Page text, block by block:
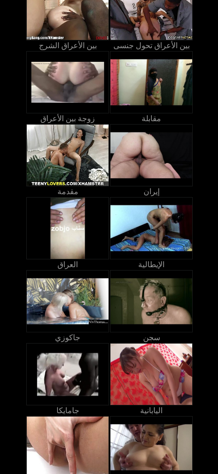
بين الأعراق الشرج بين الأعراق تحول جنسى
زوجة بين الأعراق مقابلة
مقدمة إيران
العراق الإيطالية
جاكوزي سجن
جامايكا اليابانية